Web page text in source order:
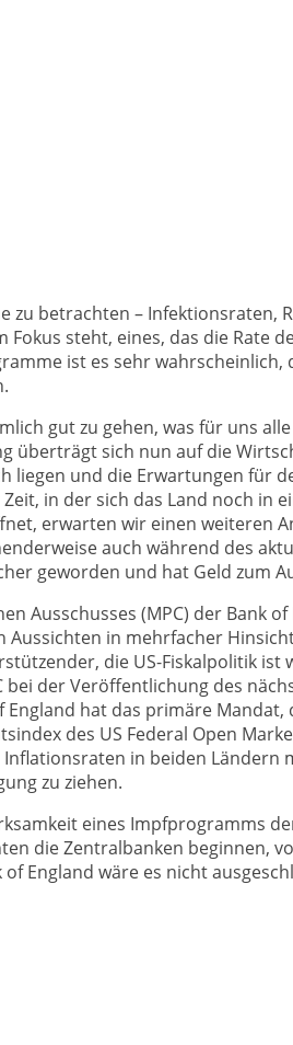
betrachten – Infektionsraten,
steht, eines, das die Rate
ist es sehr
gut zu gehen, was für uns
sich nun auf die
und die Erwartungen für
in der sich das Land noch in
erwarten wir einen weiteren
auch während des
geworden und hat Geld zum
Ausschusses (MPC) der Bank
in mehrfacher
die US-Fiskalpolitik
der Veröffentlichung des
hat das primäre
des US Federal Open
in beiden Ländern
zu ziehen.
eines Impfprogramms
die Zentralbanken beginnen,
England wäre es nicht